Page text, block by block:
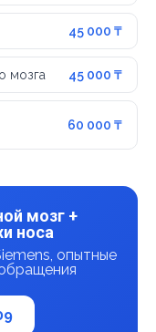
45 000 ₸
мозга 45 000 ₸
60 000 ₸
мозг +
носа
опытные